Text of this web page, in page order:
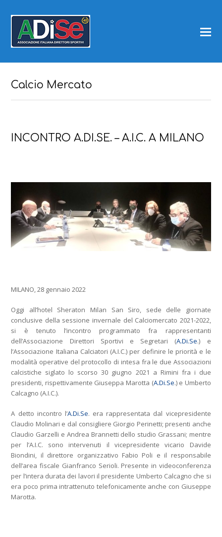
Calcio Mercato
INCONTRO A.DI.SE. – A.I.C. A MILANO
MILANO, 28 gennaio 2022
Oggi all’hotel Sheraton Milan San Siro, sede delle giornate
conclusive della sessione invernale del Calciomercato 2021-2022,
si è tenuto l’incontro programmato fra rappresentanti
dell’Associazione Direttori Sportivi e Segretari (A.Di.Se.) e
l’Associazione Italiana Calciatori (A.I.C.) per definire le priorità e le
modalità operative del protocollo di intesa fra le due Associazioni
calcistiche siglato lo scorso 30 giugno 2021 a Rimini fra i due
presidenti, rispettivamente Giuseppa Marotta (A.Di.Se.) e Umberto
Calcagno (A.I.C.).
A detto incontro l’A.Di.Se. era rappresentata dal vicepresidente
Claudio Molinari e dal consigliere Giorgio Perinetti; presenti anche
Claudio Garzelli e Andrea Brannetti dello studio Grassani; mentre
per l’A.I.C. sono intervenuti il vicepresidente vicario Davide
Biondini, il direttore organizzativo Fabio Poli e il responsabile
dell’area fiscale Gianfranco Serioli. Presente in videoconferenza
per l’intera durata dei lavori il presidente Umberto Calcagno che si
era poco prima intrattenuto telefonicamente anche con Giuseppe
Marotta.